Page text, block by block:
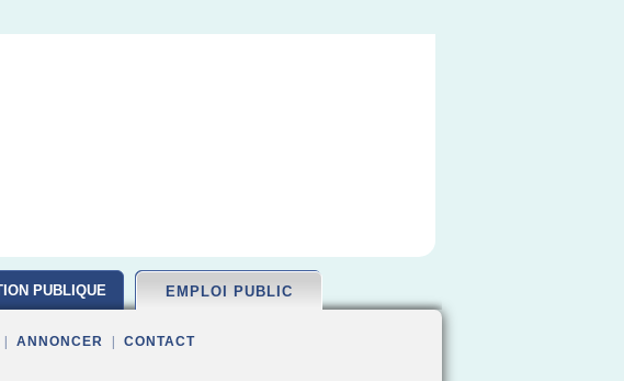
PUBLIQUE EMPLOI PUBLIC
ANNONCER CONTACT